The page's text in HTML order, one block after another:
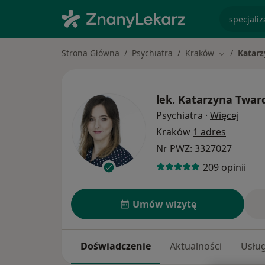
Strona Główna Psychiatra Kraków Zmień
lek. Katarzyna
Psychiatra · Więcej
Kraków 1 adres
Nr PWZ: 3327027
209 opinii
Umów wizytę
Doświadczenie Aktualności